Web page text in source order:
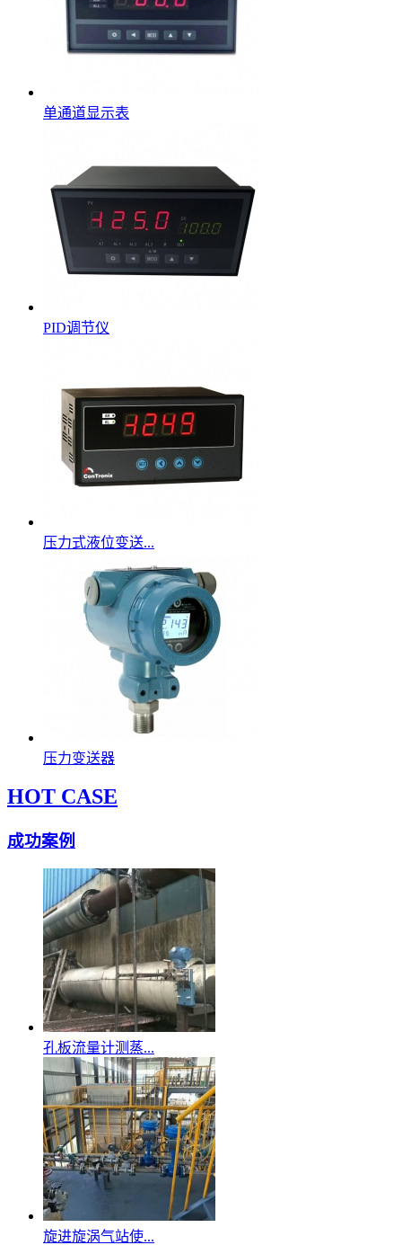
单通道显示表
PID调节仪
压力式液位变送...
压力变送器
HOT CASE
成功案例
孔板流量计测蒸...
旋进旋涡气站使...